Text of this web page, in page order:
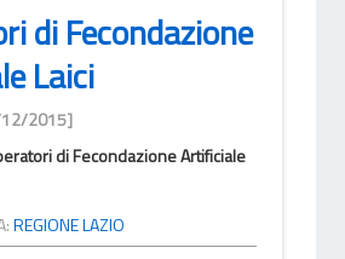
di Fecondazione
Laici
12/2015]
di Fecondazione Artificiale
REGIONE LAZIO